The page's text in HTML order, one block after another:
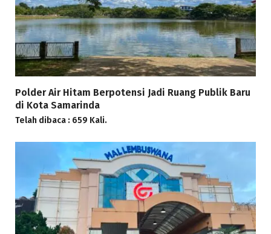
Polder Air Hitam Berpotensi Jadi Ruang Publik Baru
di Kota Samarinda
Telah dibaca : 659 Kali.